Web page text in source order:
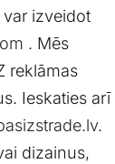
izveidot
. Mēs
reklāmas
Ieskaties arī
.
dizainus,